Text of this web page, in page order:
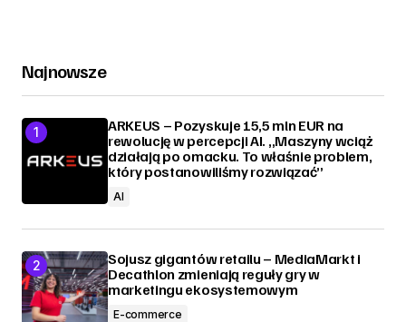
Najnowsze
ARKEUS – Pozyskuje 15,5 mln EUR na
rewolucję w percepcji AI. „Maszyny wciąż
działają po omacku. To właśnie problem,
który postanowiliśmy rozwiązać”
AI
Sojusz gigantów retailu – MediaMarkt i
Decathlon zmieniają reguły gry w
marketingu ekosystemowym
E-commerce